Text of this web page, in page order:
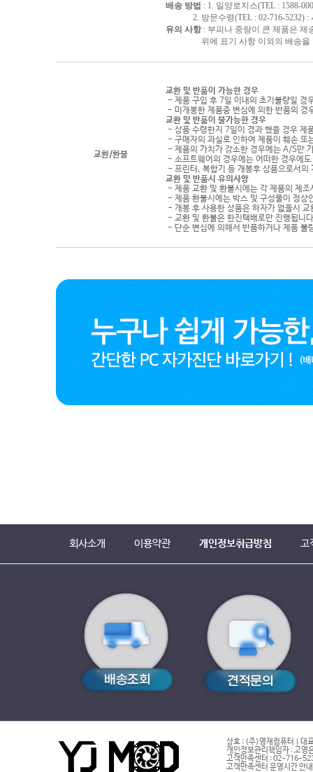
배송 방법 : 1. 일양로지스(TEL : 1588-
2. 방문수령(TEL : 02-716-5232) :
유의 사항: 부피나 중량이 큰 제품은 제
위에 표기 사항 이외의 배송을 원
교환/환불
교환 및 반품이 가능한 경우
- 제품 구입 후 7일 이내의 초기불량일 경
- 미개봉한 제품중 변심에 의한 반품의 경
교환 및 반품이 불가능한 경우
- 상품 수령한지 7일이 경과 했을 경우 제
- 구매자의 과실로 인하여 제품이 훼손 또
- 제품의 가치가 감소한 경우에는 A/S만
- 소프트웨어의 경우에는 어떠한 경우에
- 프린터, 복합기 등 개봉후 상품으로서의
교환 및 반품시 유의사항
- 제품 교환 및 환불시에는 각 제품의 제
- 제품 환불시에는 박스 및 구성물이 정상
- 개봉 후 사용한 상품은 하자가 없을시
- 교환 및 환불은 한진택배로만 진행됩니
- 단순 변심에 의해서 반품하거나 제품
회사소개 이용약관 개인정보취급방침 고
상호 : (주)영재컴퓨터 | 대
개인정보관리책임자 : 고영
고객만족센터 : 02-716-
고객만족센터 운영시간 안